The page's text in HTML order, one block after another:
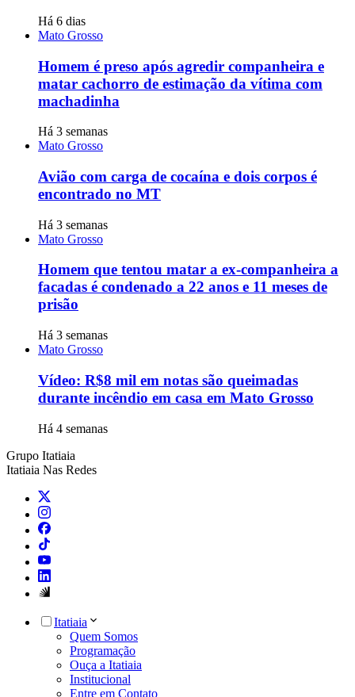
Há 6 dias
Mato Grosso
Homem é preso após agredir companheira e
matar cachorro de estimação da vítima com
machadinha
Há 3 semanas
Mato Grosso
Avião com carga de cocaína e dois corpos é
encontrado no MT
Há 3 semanas
Mato Grosso
Homem que tentou matar a ex-companheira a
facadas é condenado a 22 anos e 11 meses de
prisão
Há 3 semanas
Mato Grosso
Vídeo: R$8 mil em notas são queimadas
durante incêndio em casa em Mato Grosso
Há 4 semanas
Grupo Itatiaia
Itatiaia Nas Redes
Itatiaia
Quem Somos
Programação
Ouça a Itatiaia
Institucional
Entre em Contato